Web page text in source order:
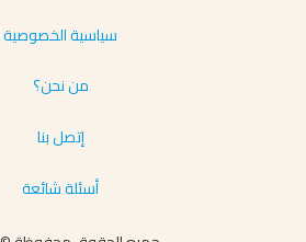
سياسية الخصوصية
من نحن؟
إتصل بنا
أسئلة شائعة